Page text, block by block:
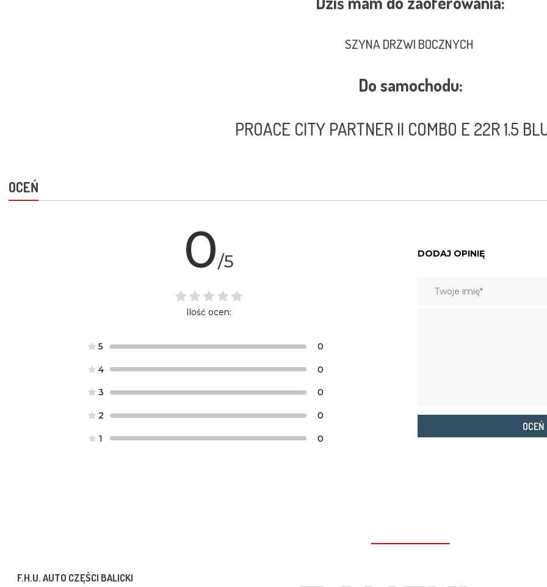
SZYNA DRZWI BOCZNYCH
Do samochodu:
PROACE CITY PARTNER II COMBO E 22R 1.5
OCEŃ
0/5
Ilość ocen:
5 0
4 0
3 0
2 0
1 0
DODAJ OPINIĘ
OCEŃ
F.H.U. AUTO CZĘŚCI BALICKI